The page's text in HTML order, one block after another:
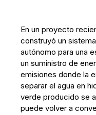
En un proyecto
construyó un
autónomo para una
un suministro de
emisiones donde la
separar el agua en
verde producido se
puede volver a